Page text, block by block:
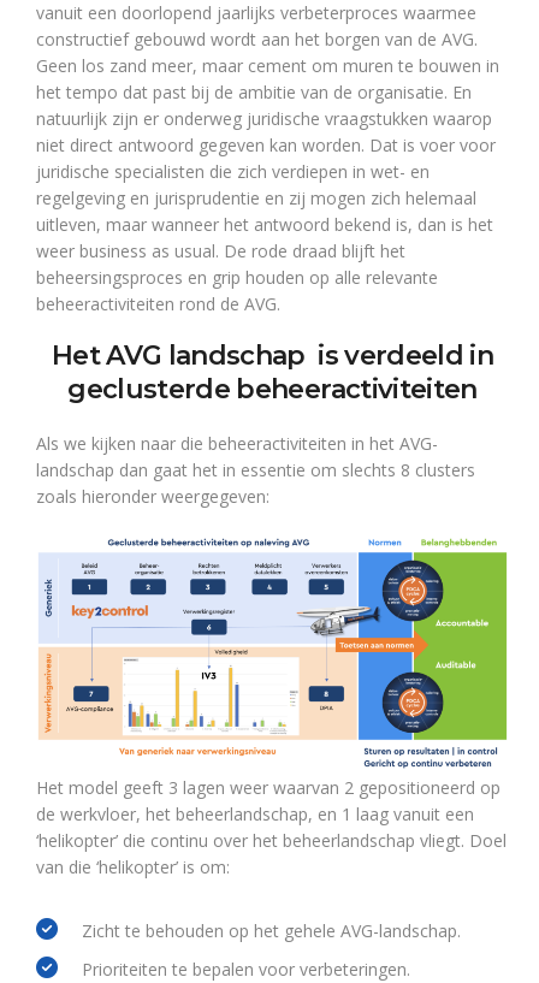
vanuit een doorlopend jaarlijks verbeterproces waarmee
constructief gebouwd wordt aan het borgen van de AVG.
Geen los zand meer, maar cement om muren te bouwen in
het tempo dat past bij de ambitie van de organisatie. En
natuurlijk zijn er onderweg juridische vraagstukken waarop
niet direct antwoord gegeven kan worden. Dat is voer voor
juridische specialisten die zich verdiepen in wet- en
regelgeving en jurisprudentie en zij mogen zich helemaal
uitleven, maar wanneer het antwoord bekend is, dan is het
weer business as usual. De rode draad blijft het
beheersingsproces en grip houden op alle relevante
beheeractiviteiten rond de AVG.
Het AVG landschap is verdeeld in
geclusterde beheeractiviteiten
Als we kijken naar die beheeractiviteiten in het AVG-
landschap dan gaat het in essentie om slechts 8 clusters
zoals hieronder weergegeven:
Het model geeft 3 lagen weer waarvan 2 gepositioneerd op
de werkvloer, het beheerlandschap, en 1 laag vanuit een
‘helikopter’ die continu over het beheerlandschap vliegt. Doel
van die ‘helikopter’ is om:
Zicht te behouden op het gehele AVG-landschap.
Prioriteiten te bepalen voor verbeteringen.